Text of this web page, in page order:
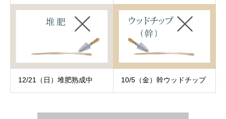
12/21（日）堆肥熟成中 10/5（金）幹ウッドチップ